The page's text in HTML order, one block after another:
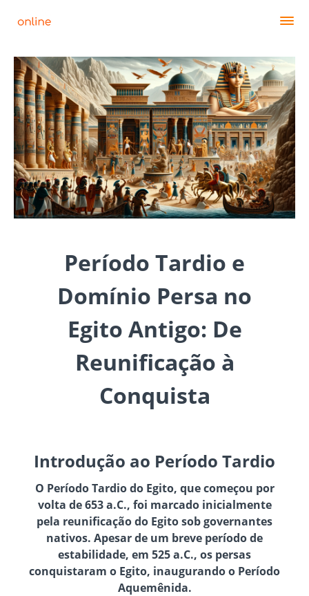
Período Tardio e
Domínio Persa no
Egito Antigo: De
Reunificação à
Conquista
Introdução ao Período Tardio
O Período Tardio do Egito, que começou por
volta de 653 a.C., foi marcado inicialmente
pela reunificação do Egito sob governantes
nativos. Apesar de um breve período de
estabilidade, em 525 a.C., os persas
conquistaram o Egito, inaugurando o Período
Aquemênida.